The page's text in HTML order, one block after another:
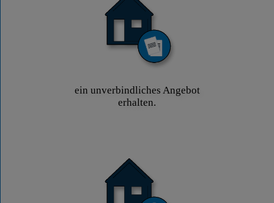
ein unverbindliches Angebot
erhalten.